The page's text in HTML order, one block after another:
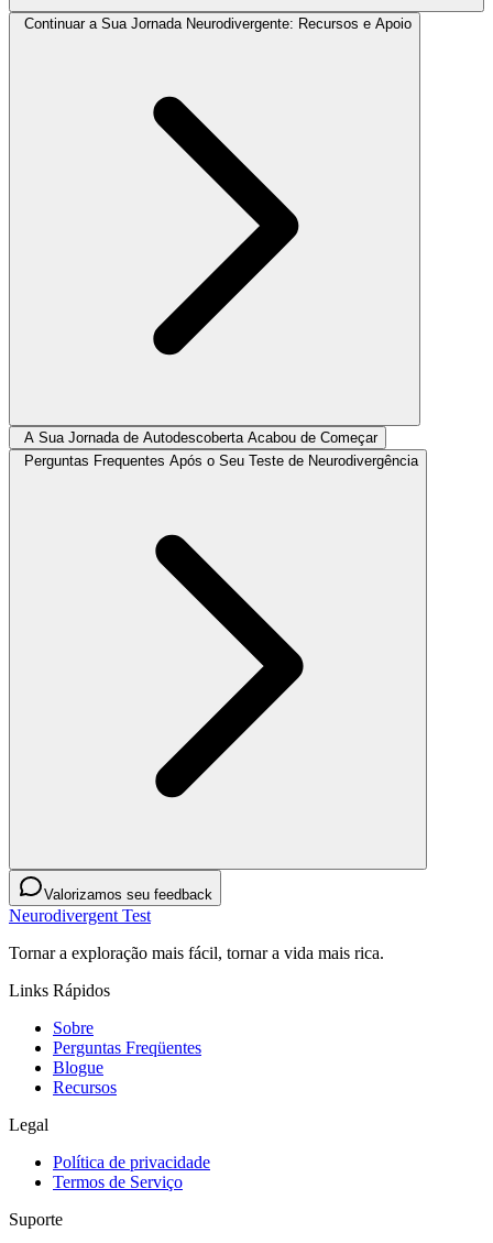
Continuar a Sua Jornada Neurodivergente: Recursos e Apoio
A Sua Jornada de Autodescoberta Acabou de Começar
Perguntas Frequentes Após o Seu Teste de Neurodivergência
Valorizamos seu feedback
Neurodivergent Test
Tornar a exploração mais fácil, tornar a vida mais rica.
Links Rápidos
Sobre
Perguntas Freqüentes
Blogue
Recursos
Legal
Política de privacidade
Termos de Serviço
Suporte